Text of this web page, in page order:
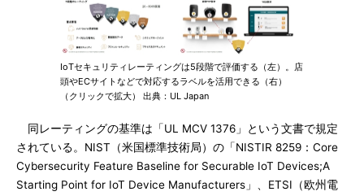
IoTセキュリティレーティングは5段階で評価する（左）。店
頭やECサイトなどで対応するラベルを活用できる（右）
（クリックで拡大） 出典：UL Japan
同レーティングの基準は「UL MCV 1376」という文書で規定
されている。NIST（米国標準技術局）の「NISTIR 8259：Core
Cybersecurity Feature Baseline for Securable IoT Devices;A
Starting Point for IoT Device Manufacturers」、ETSI（欧州電